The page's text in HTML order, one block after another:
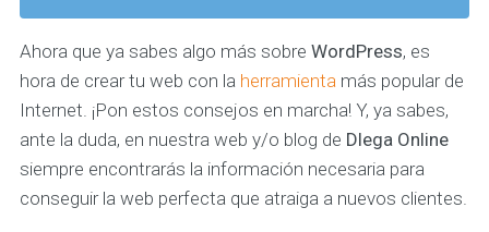
Ahora que ya sabes algo más sobre WordPress, es
hora de crear tu web con la herramientamás popular de
Internet. ¡Pon estos consejos en marcha! Y, ya sabes,
ante la duda, en nuestra web y/o blog de Dlega Online
siempre encontrarás la información necesaria para
conseguir la web perfecta que atraiga a nuevos clientes.